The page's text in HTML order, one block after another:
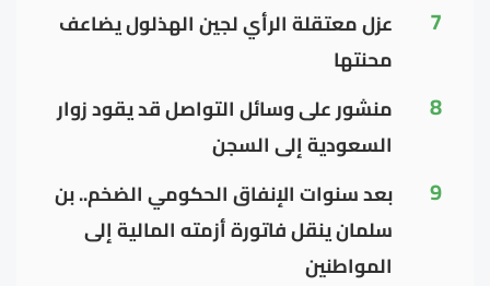
7
عزل معتقلة الرأي لجين الهذلول يضاعف
محنتها
8
منشور على وسائل التواصل قد يقود زوار
السعودية إلى السجن
9
بعد سنوات الإنفاق الحكومي الضخم.. بن
سلمان ينقل فاتورة أزمته المالية إلى
المواطنين